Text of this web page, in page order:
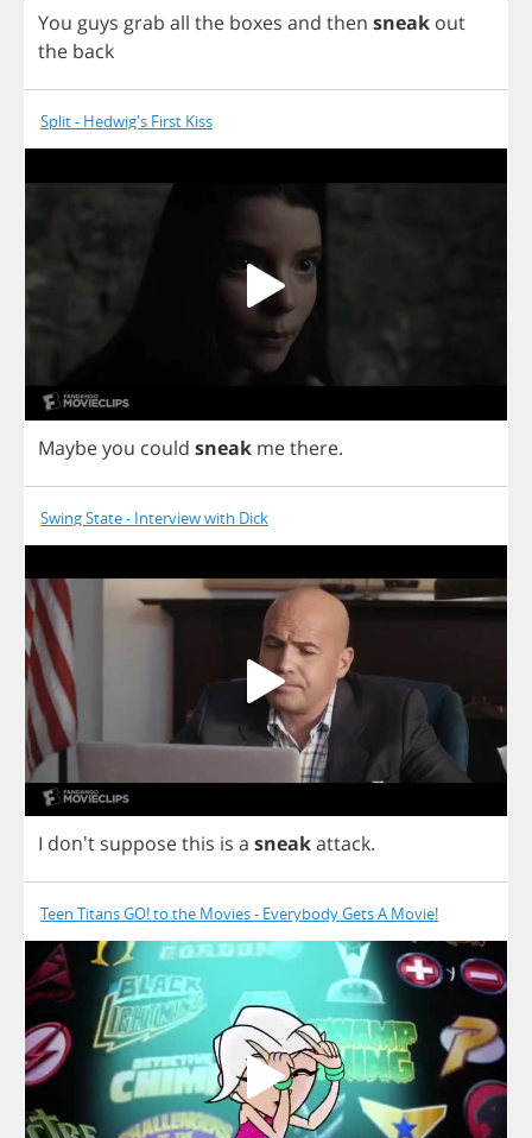
You guys grab all the boxes and then sneak out
the back
Split - Hedwig's First Kiss
Maybeyou could sneak methere.
Swing State - Interview with Dick
I don't supposethis is a sneakattack.
Teen Titans GO! to the Movies - Everybody Gets A Movie!